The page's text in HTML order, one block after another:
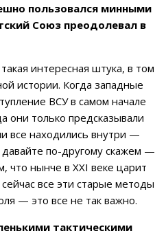
пользовался минными
Союз преодолевал в
интересная штука, в том
истории. Когда западные
ВСУ в самом начале
они только предсказывали
все находились внутри —
давайте по-другому скажем —
что нынче в XXI веке царит
все эти старые методы
— это все не так важно.
тактическими